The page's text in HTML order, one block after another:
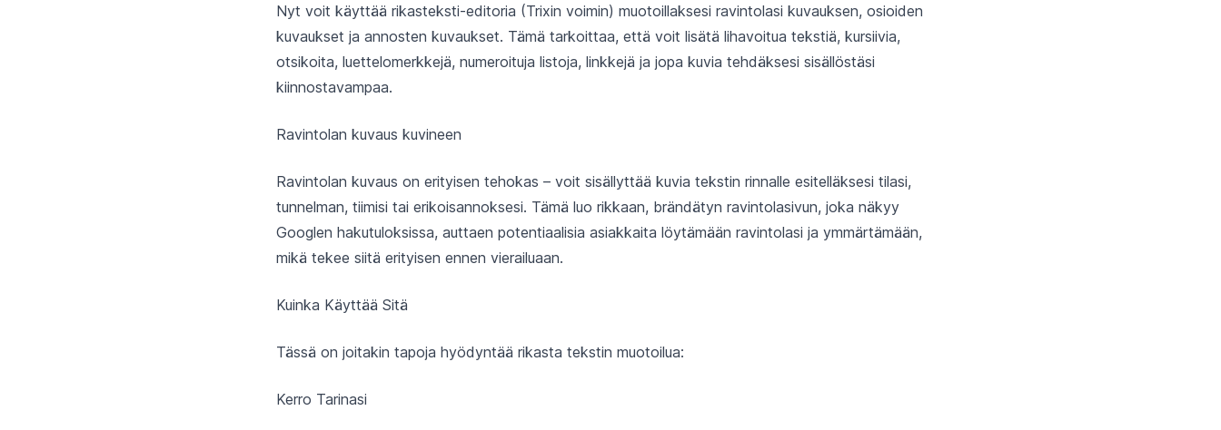
Nyt voit käyttää rikasteksti-editoria (Trixin voimin) muotoillaksesi ravintolasi kuvauksen, osioiden
kuvaukset ja annosten kuvaukset. Tämä tarkoittaa, että voit lisätä lihavoitua tekstiä, kursiivia,
otsikoita, luettelomerkkejä, numeroituja listoja, linkkejä ja jopa kuvia tehdäksesi sisällöstäsi
kiinnostavampaa.
Ravintolan kuvaus kuvineen
Ravintolan kuvaus on erityisen tehokas – voit sisällyttää kuvia tekstin rinnalle esitelläksesi tilasi,
tunnelman, tiimisi tai erikoisannoksesi. Tämä luo rikkaan, brändätyn ravintolasivun, joka näkyy
Googlen hakutuloksissa, auttaen potentiaalisia asiakkaita löytämään ravintolasi ja ymmärtämään,
mikä tekee siitä erityisen ennen vierailuaan.
Kuinka Käyttää Sitä
Tässä on joitakin tapoja hyödyntää rikasta tekstin muotoilua:
Kerro Tarinasi